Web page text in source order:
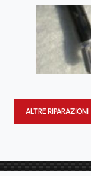
ALTRE RIPARAZIONI